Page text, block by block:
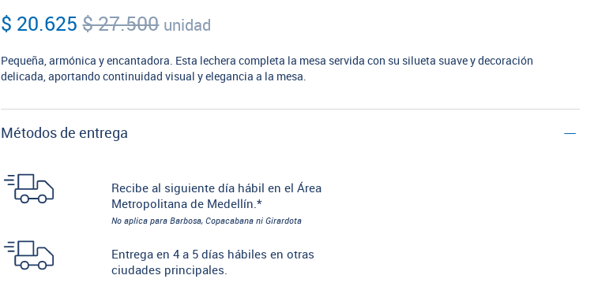
$ 20.625 $ 27.500 unidad
Pequeña, armónica y encantadora. Esta lechera completa la mesa servida con su silueta suave y decoración
delicada, aportando continuidad visual y elegancia a la mesa.
Métodos de entrega
Recibe al siguiente día hábil en el Área
Metropolitana de Medellín.*
No aplica para Barbosa, Copacabana ni Girardota
Entrega en 4 a 5 días hábiles en otras
ciudades principales.